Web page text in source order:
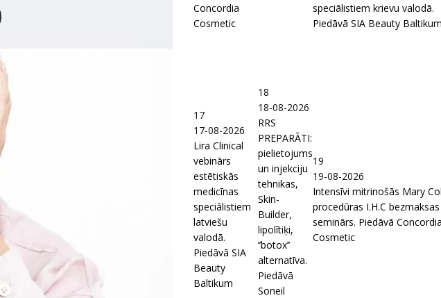
Concordia
Cosmetic
speciālistiem krievu valodā.
Piedāvā SIA Beauty
17
17-08-2026
Lira Clinical
vebinārs
estētiskās
medicīnas
speciālistiem
latviešu
valodā.
Piedāvā SIA
Beauty
Baltikum
18
18-08-2026
RRS
PREPARĀTI:
pielietojums
un injekciju
tehnikas,
Skin-
Builder,
lipolītiķi,
’’botox’’
alternatīva.
Piedāvā
Soneil
19
19-08-2026
Intensīvi mitrinošās Mary
procedūras I.H.C bezmaksas
seminārs. Piedāvā
Cosmetic